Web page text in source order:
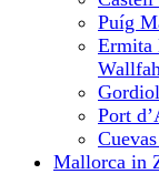
Puíg
Ermita
Port
Mallorca in